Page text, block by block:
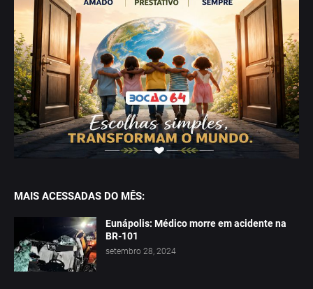
MAIS ACESSADAS DO MÊS:
Eunápolis: Médico morre em acidente na
BR-101
setembro 28, 2024